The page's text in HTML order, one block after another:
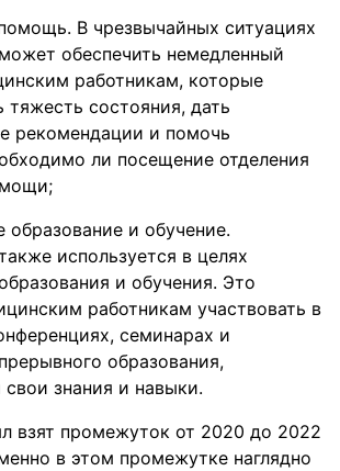
В чрезвычайных ситуациях
обеспечить немедленный
работникам, которые
тяжесть состояния, дать
рекомендации и помочь
ли посещение отделения
образование и обучение.
используется в целях
и обучения. Это
работникам участвовать в
семинарах и
образования,
знания и навыки.
взят промежуток от 2020 до 2022
в этом промежутке наглядно